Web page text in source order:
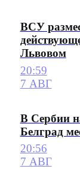
ВСУ
Львовом
20:59
7 АВГ
В Сербии
Белград
20:56
7 АВГ